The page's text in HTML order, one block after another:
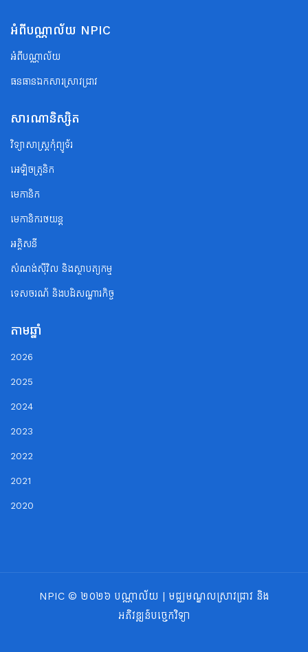
អំពីបណ្ណាល័យ NPIC
អំពីបណ្ណាល័យ
ធនធានឯកសារស្រាវជ្រាវ
សារណានិស្សិត
វិទ្យាសាស្ត្រកុំព្យូទ័រ
អេឡិចត្រូនិក
មេកានិក
មេកានិករថយន្ត
អគ្គិសនី
សំណង់ស៊ីវិល និងស្ថាបត្យកម្ម
ទេសចរណ័ និងបដិសណ្ឋារកិច្ច
តាមឆ្នាំ
2026
2025
2024
2023
2022
2021
2020
NPIC © ២០២៦ បណ្ណាល័យ | មជ្ឈមណ្ឌលស្រាវជ្រាវ និង
អភិវឌ្ឍន៍បច្ចេកវិទ្យា